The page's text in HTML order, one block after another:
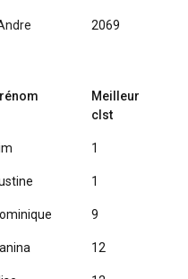
2069
Meilleur
clst
1
1
9
12